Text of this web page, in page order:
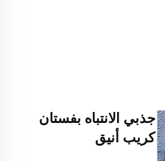
جذبي الانتباه بفستان
كريب أنيق